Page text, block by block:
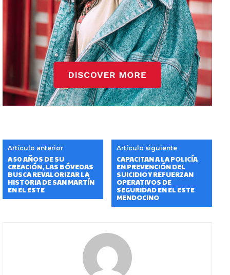
Artículo anterior
A 50 AÑOS DE SU
CREACIÓN, LAS BÓVEDAS
BUSCA REVALORIZAR LA
HISTORIA DE SAN MARTÍN
EN EL ESTE
Artículo siguiente
CAPACITAN A LA POLICÍA
EN PREVENCIÓN DEL
SUICIDIO Y REFUERZAN
OPERATIVOS DE
SEGURIDAD EN EL ESTE
MENDOCINO